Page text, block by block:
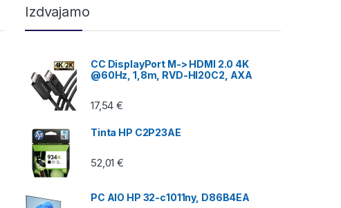
Izdvajamo
CC DisplayPort M-> HDMI 2.0 4K
@60Hz, 1,8m, RVD-HI20C2, AXA
17,54€
Tinta HP C2P23AE
52,01€
PC AIO HP 32-c1011ny, D86B4EA